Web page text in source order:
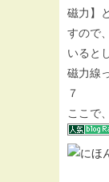
磁力】
すので
いると
磁力線
７
ここで